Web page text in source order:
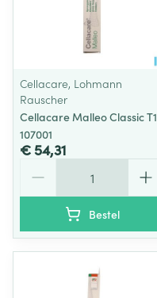
Cellacare, Lohmann
Rauscher
Cellacare Malleo Classic T1
107001
€ 54,31
Bestel